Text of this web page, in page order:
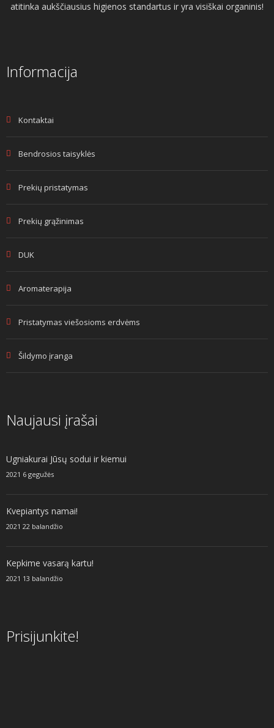
atitinka aukščiausius higienos standartus ir yra visiškai organinis!
Informacija
Kontaktai
Bendrosios taisyklės
Prekių pristatymas
Prekių grąžinimas
DUK
Aromaterapija
Pristatymas viešosioms erdvėms
Šildymo įranga
Naujausi įrašai
Ugniakurai Jūsų sodui ir kiemui
2021 6 gegužės
Kvepiantys namai!
2021 22 balandžio
Kepkime vasarą kartu!
2021 13 balandžio
Prisijunkite!